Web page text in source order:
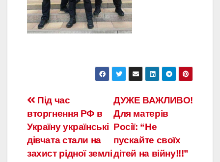
ДУЖЕ ВАЖЛИВО!
Для матерів
Росії: “Не
пускайте своїх
дітей на війну!!!”
Під час
вторгнення РФ в
Україну українські
дівчата стали на
захист рідної землі